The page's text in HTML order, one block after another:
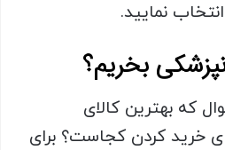
نمایید.
بخریم؟
که بهترین کالای
خرید کردن کجاست؟ برای